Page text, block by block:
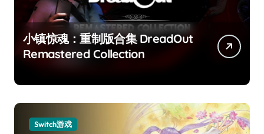
小镇惊魂：重制版合集 DreadOut
Remastered Collection
Switch游戏